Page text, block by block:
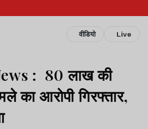
वीडियो Live
: 80 लाख की
का आरोपी गिरफ्तार,